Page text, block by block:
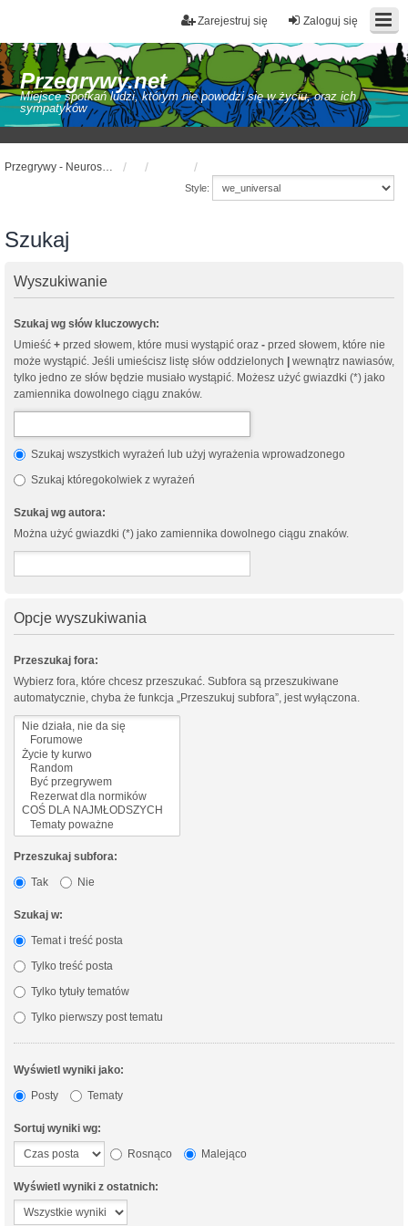
Zaloguj się
Zarejestruj się
Przegrywy.net
Miejsce spotkań ludzi, którym nie powodzi się w życiu, oraz ich
sympatyków
Style:
Szukaj
Wyszukiwanie
Szukaj wg słów kluczowych:
Umieść + przed słowem, które musi wystąpić oraz - przed słowem, które nie
może wystąpić. Jeśli umieścisz listę słów oddzielonych | wewnątrz nawiasów,
tylko jedno ze słów będzie musiało wystąpić. Możesz użyć gwiazdki (*) jako
zamiennika dowolnego ciągu znaków.
Szukaj wszystkich wyrażeń lub użyj wyrażenia wprowadzonego
Szukaj któregokolwiek z wyrażeń
Szukaj wg autora:
Można użyć gwiazdki (*) jako zamiennika dowolnego ciągu znaków.
Opcje wyszukiwania
Przeszukaj fora:
Wybierz fora, które chcesz przeszukać. Subfora są przeszukiwane
automatycznie, chyba że funkcja „Przeszukuj subfora”, jest wyłączona.
Przeszukaj subfora:
Tak
Nie
Szukaj w:
Temat i treść posta
Tylko treść posta
Tylko tytuły tematów
Tylko pierwszy post tematu
Wyświetl wyniki jako:
Posty
Tematy
Sortuj wyniki wg:
Rosnąco
Malejąco
Wyświetl wyniki z ostatnich: